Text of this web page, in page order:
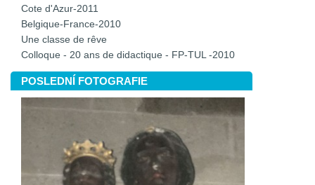
Cote d'Azur-2011
Belgique-France-2010
Une classe de rêve
Colloque - 20 ans de didactique - FP-TUL -2010
POSLEDNÍ FOTOGRAFIE